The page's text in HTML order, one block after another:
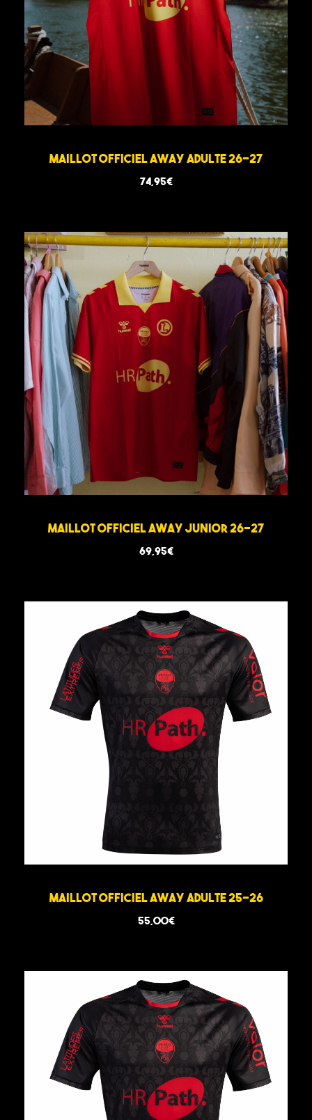
Maillot Officiel Away Adulte 26-27
74,95€
Maillot Officiel Away Junior 26-27
69,95€
Maillot Officiel Away Adulte 25-26
55,00€